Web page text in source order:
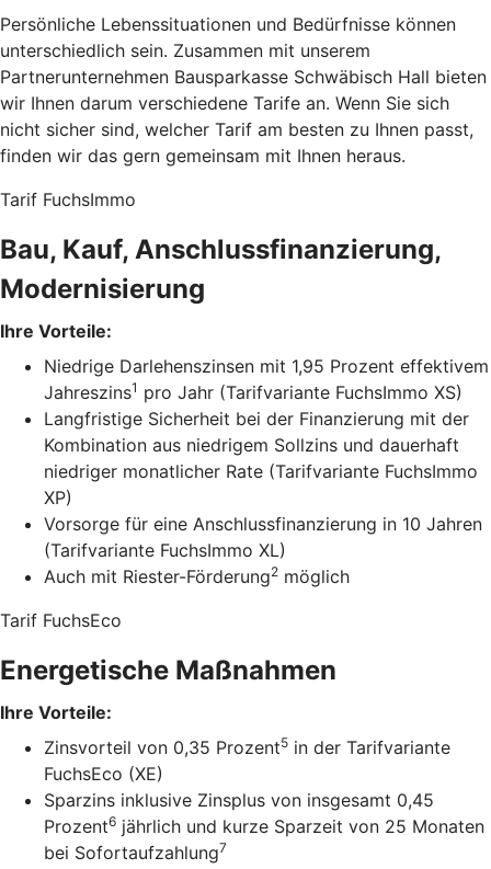
Persönliche Lebenssituationen und Bedürfnisse können
unterschiedlich sein. Zusammen mit unserem
Partnerunternehmen Bausparkasse Schwäbisch Hall bieten
wir Ihnen darum verschiedene Tarife an. Wenn Sie sich
nicht sicher sind, welcher Tarif am besten zu Ihnen passt,
finden wir das gern gemeinsam mit Ihnen heraus.
Tarif FuchsImmo
Bau, Kauf, Anschlussfinanzierung,
Modernisierung
Ihre Vorteile:
Niedrige Darlehenszinsen mit 1,95 Prozent effektivem
Jahreszins1 pro Jahr (Tarifvariante FuchsImmo XS)
Langfristige Sicherheit bei der Finanzierung mit der
Kombination aus niedrigem Sollzins und dauerhaft
niedriger monatlicher Rate (Tarifvariante FuchsImmo
XP)
Vorsorge für eine Anschlussfinanzierung in 10 Jahren
(Tarifvariante FuchsImmo XL)
Auch mit Riester-Förderung2 möglich
Tarif FuchsEco
Energetische Maßnahmen
Ihre Vorteile:
Zinsvorteil von 0,35 Prozent5 in der Tarifvariante
FuchsEco (XE)
Sparzins inklusive Zinsplus von insgesamt 0,45
Prozent6 jährlich und kurze Sparzeit von 25 Monaten
bei Sofortaufzahlung7